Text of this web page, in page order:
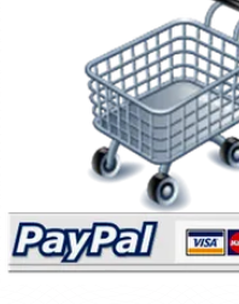
Amame esta Noche (VENDIDO)
Amanda La Paciente Peligrosa
Amarga Victoria
Amor a Medianoche
Amor en Conserva (VENDIDO)
Amor que Mata
Amor sin Refugio